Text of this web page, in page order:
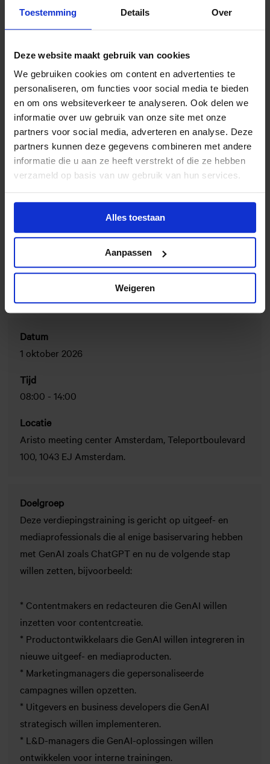
Toestemming Details Over
Deze website maakt gebruik van cookies
We gebruiken cookies om content en advertenties te
personaliseren, om functies voor social media te bieden
en om ons websiteverkeer te analyseren. Ook delen we
informatie over uw gebruik van onze site met onze
partners voor social media, adverteren en analyse. Deze
partners kunnen deze gegevens combineren met andere
informatie die u aan ze heeft verstrekt of die ze hebben
verzameld op basis van uw gebruik van hun services.
Alles toestaan
Aanpassen
Weigeren
10:00 Ontvangst en deelnemersregistratie
10:15 Deel 1 training (mmet pauze tussendoor)
12:30 Lunch
13:15 Deel 2 training (mmet pauze tussendoor)
Einde programma
Datum
1 oktober 2026
Tijd
08:00 -14:00
Locatie
Aristo meeting center Amsterdam, Teleportboulevard
100, 1043 EJ Amsterdam.
Doelgroep
Deze verdiepingstraining is gericht op uitgeef- en
mediaprofessionals die al enige basiservaring hebben
met GenAI zoals ChatGPT en nu de volgende stap
willen zetten, bijvoorbeeld:
* Contentmakers en redacteuren die GenAI willen
inzetten voor contentcreatie.
* Productontwikkelaars die GenAI willen integreren in
nieuwe uitgeef- en mediaproducten.
* Marketingmanagers die gepersonaliseerde
campagnes willen opzetten.
* Uitgevers en business developers die GenAI
strategisch willen implementeren.
* L&D-managers die GenAI-oplossingen willen
ontwikkelen voor interne trainingen.